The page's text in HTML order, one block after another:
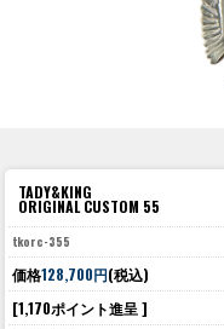
TADY&KING
ORIGINAL CUSTOM 55
tkorc-355
価格128,700円(税込)
[1,170ポイント進呈 ]